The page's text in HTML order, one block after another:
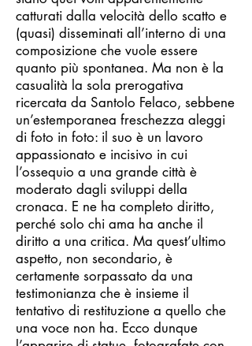
catturati dalla velocità dello scatto e
(quasi) disseminati all’interno di una
composizione che vuole essere
quanto più spontanea. Ma non è la
casualità la sola prerogativa
ricercata da Santolo Felaco, sebbene
un’estemporanea freschezza aleggi
di foto in foto: il suo è un lavoro
appassionato e incisivo in cui
l’ossequio a una grande città è
moderato dagli sviluppi della
cronaca. E ne ha completo diritto,
perché solo chi ama ha anche il
diritto a una critica. Ma quest’ultimo
aspetto, non secondario, è
certamente sorpassato da una
testimonianza che è insieme il
tentativo di restituzione a quello che
una voce non ha. Ecco dunque